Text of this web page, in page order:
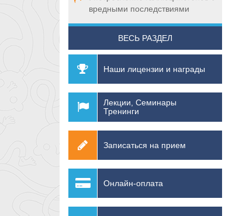
вредными последствиями
ВЕСЬ РАЗДЕЛ
Наши лицензии и награды
Лекции, Семинары
Тренинги
Записаться на прием
Онлайн-оплата